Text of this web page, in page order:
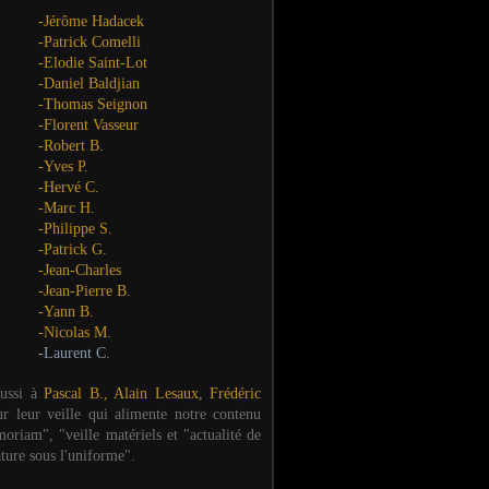
-Jérôme Hadacek
-Patrick Comelli
-Elodie Saint-Lot
-Daniel Baldjian
-Thomas Seignon
-Florent Vasseur
-Robert B.
-Yves P.
-Hervé C.
-Marc H.
-Philippe S.
-Patrick G.
-Jean-Charles
-Jean-Pierre B.
-Yann B.
-Nicolas M.
-Laurent C.
àPascal B., Alain Lesaux, Frédéric
leur veille qui alimente notre contenu
"veille matériels et "actualité de
sous l'uniforme".